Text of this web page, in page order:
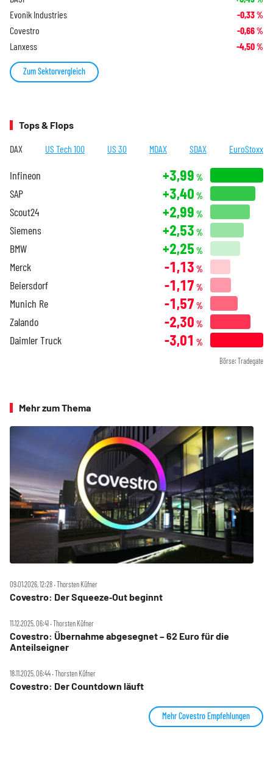
Evonik Industries -0,33%
Covestro -0,66%
Lanxess -4,50%
Zum Sektorvergleich
Tops & Flops
DAX US Tech 100 US 30 MDAX SDAX EuroStoxx
Infineon +3,99 %
SAP +3,40 %
Scout24 +2,99 %
Siemens +2,53 %
BMW +2,25 %
Merck -1,13 %
Beiersdorf -1,17 %
Munich Re -1,57 %
Zalando -2,30 %
Daimler Truck -3,01 %
Börse: Tradegate
Mehr zum Thema
09.01.2026, 12:28 ‧ Thorsten Küfner
Covestro: Der Squeeze‑Out beginnt
11.12.2025, 06:41 ‧ Thorsten Küfner
Covestro: Übernahme abgesegnet – 62 Euro für die
Anteilseigner
18.11.2025, 06:44 ‧ Thorsten Küfner
Covestro: Der Countdown läuft
Mehr Covestro Empfehlungen